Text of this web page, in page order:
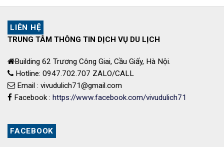
LIÊN HỆ
TRUNG TÂM THÔNG TIN DỊCH VỤ DU LỊCH
Building 62 Trương Công Giai, Cầu Giấy, Hà Nội.
Hotline: 0947.702.707 ZALO/CALL
Email : vivudulich71@gmail.com
Facebook : https://www.facebook.com/vivudulich71
FACEBOOK